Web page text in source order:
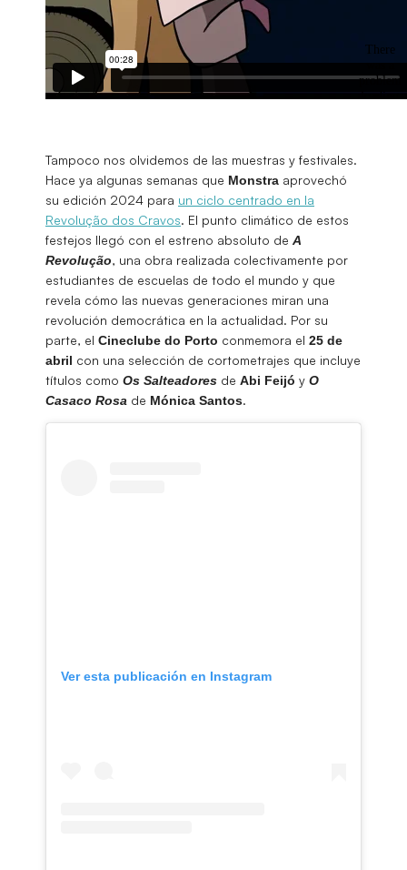
Tampoco nos olvidemos de las muestras y festivales.
Hace ya algunas semanas que Monstra aprovechó
su edición 2024 para un ciclo centrado en la
Revolução dos Cravos. El punto climático de estos
festejos llegó con el estreno absoluto de A
Revolução, una obra realizada colectivamente por
estudiantes de escuelas de todo el mundo y que
revela cómo las nuevas generaciones miran una
revolución democrática en la actualidad. Por su
parte, el Cineclube do Porto conmemora el 25 de
abril con una selección de cortometrajes que incluye
títulos como Os Salteadores de Abi Feijó y O
Casaco Rosa de Mónica Santos.
Ver esta publicación en Instagram